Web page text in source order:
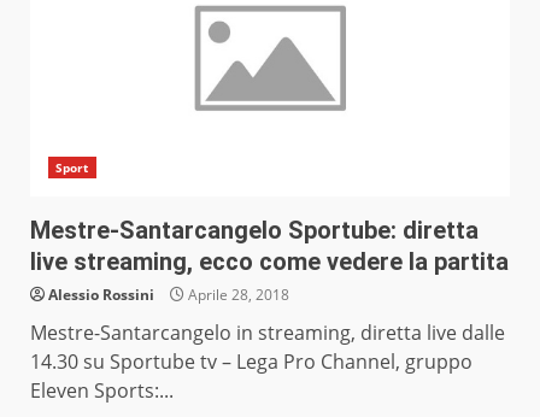
Sport
Mestre-Santarcangelo Sportube: diretta
live streaming, ecco come vedere la partita
Alessio Rossini Aprile 28, 2018
Mestre-Santarcangelo in streaming, diretta live dalle
14.30 su Sportube tv – Lega Pro Channel, gruppo
Eleven Sports:...